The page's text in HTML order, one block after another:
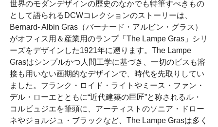
世界のモダンデザインの歴史のなかでも特筆すべきもの
として語られるDCWコレクションのストーリーは、
Bernard- Albin Gras（バーナード・アルビン・グラス）
がオフィス用＆産業用のランプ「The Lampe Gras」シリ
ーズをデザインした1921年に遡ります。The Lampe
Grasはシンプルかつ人間工学に基づき、一切のビスも溶
接も用いない画期的なデザインで、時代を先取りしてい
ました。フランク・ロイド・ライトやミース・ファン・
デル・ローエとともに“近代建築の巨匠”と称されるル・
コルビュジエを筆頭に、アーティストのソニア・ドロー
ネやジョルジュ・ブラックなど、The Lampe Grasは多く